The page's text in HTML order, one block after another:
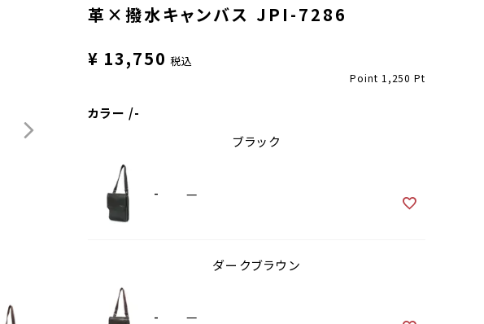
革×撥水キャンバス JPI-7286
¥ 13,750 税込
Point 1,250 Pt
カラー
-
ブラック
- —
ダークブラウン
- —